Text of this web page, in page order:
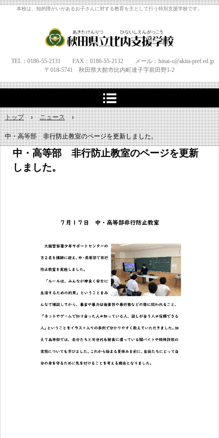
本校は、知的障がいがあるお子さんに対する教育を主として行う特別支援学校です。
TEL：0186-55-2131 FAX：0186-55-2132 メール：hinai-s@akita-pref.ed.jp
〒018-5741 秋田県大館市比内町達子字前田野1‐2
トップ › ニュース ›
中・高等部 非行防止教室のページを更新しました。
中・高等部 非行防止教室のページを更新
しました。